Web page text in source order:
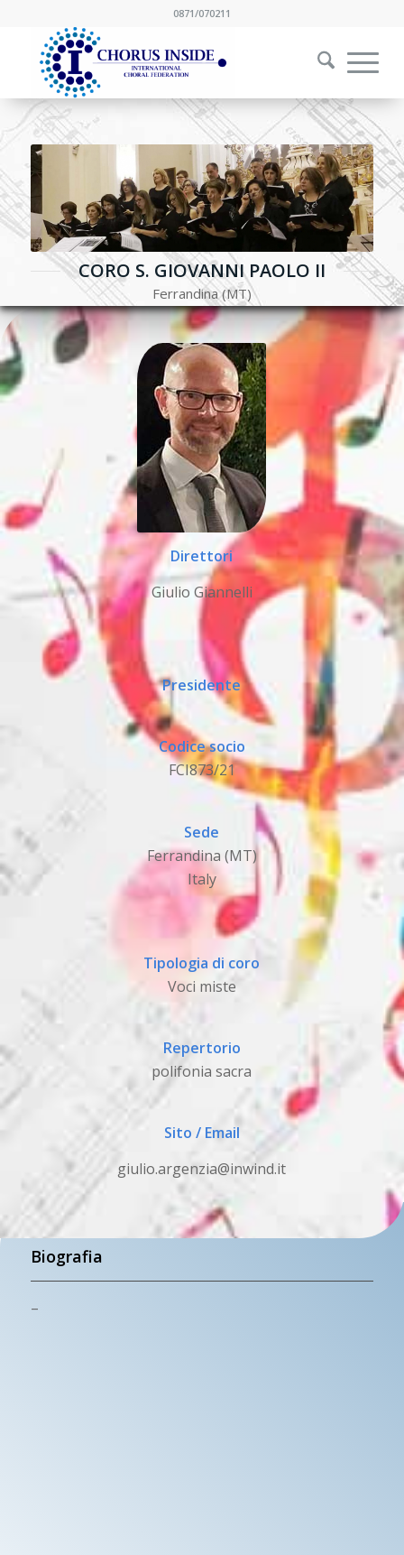
0871/070211
CORO S. GIOVANNI PAOLO II
Ferrandina (MT)
Direttori
Giulio Giannelli
Presidente
Codice socio
FCI873/21
Sede
Ferrandina (MT)
Italy
Tipologia di coro
Voci miste
Repertorio
polifonia sacra
Sito / Email
giulio.argenzia@inwind.it
Biografia
–